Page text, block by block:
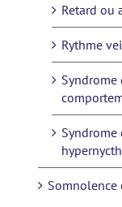
Retard ou
Rythme
Syndrome
Somnolence